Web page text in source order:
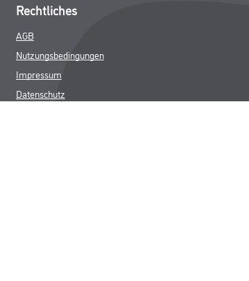
Rechtliches
AGB
Nutzungsbedingungen
Impressum
Datenschutz